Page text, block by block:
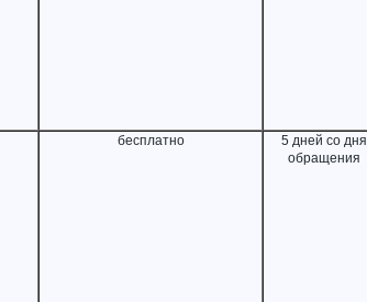
бесплатно
5 дней со дня
обращения